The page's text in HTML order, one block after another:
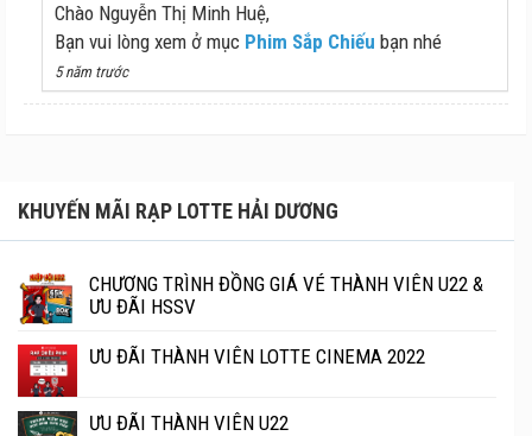
Chào Nguyễn Thị Minh Huệ,
Bạn vui lòng xem ở mục Phim Sắp Chiếu bạn nhé
5 năm trước
KHUYẾN MÃI RẠP LOTTE HẢI DƯƠNG
CHƯƠNG TRÌNH ĐỒNG GIÁ VÉ THÀNH VIÊN U22 &
ƯU ĐÃI HSSV
ƯU ĐÃI THÀNH VIÊN LOTTE CINEMA 2022
ƯU ĐÃI THÀNH VIÊN U22